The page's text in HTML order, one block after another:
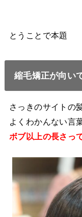
とうことで本題
縮毛矯正が向い
さっきのサイトの
よくわかんない言
ボブ以上の長さっ